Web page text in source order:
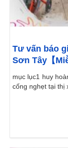
Tư vấn báo
Sơn Tây【
mục lục1 huy
cống nghẹt tại thị